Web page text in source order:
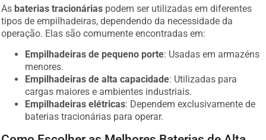
As baterias tracionárias podem ser utilizadas em diferentes
tipos de empilhadeiras, dependendo da necessidade da
operação. Elas são comumente encontradas em:
Empilhadeiras de pequeno porte: Usadas em armazéns
menores.
Empilhadeiras de alta capacidade: Utilizadas para
cargas maiores e ambientes industriais.
Empilhadeiras elétricas: Dependem exclusivamente de
baterias tracionárias para operar.